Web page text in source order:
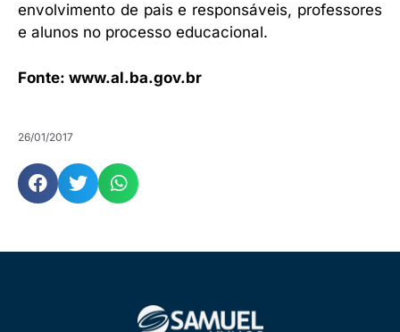
envolvimento de pais e responsáveis, professores
e alunos no processo educacional.
Fonte: www.al.ba.gov.br
26/01/2017